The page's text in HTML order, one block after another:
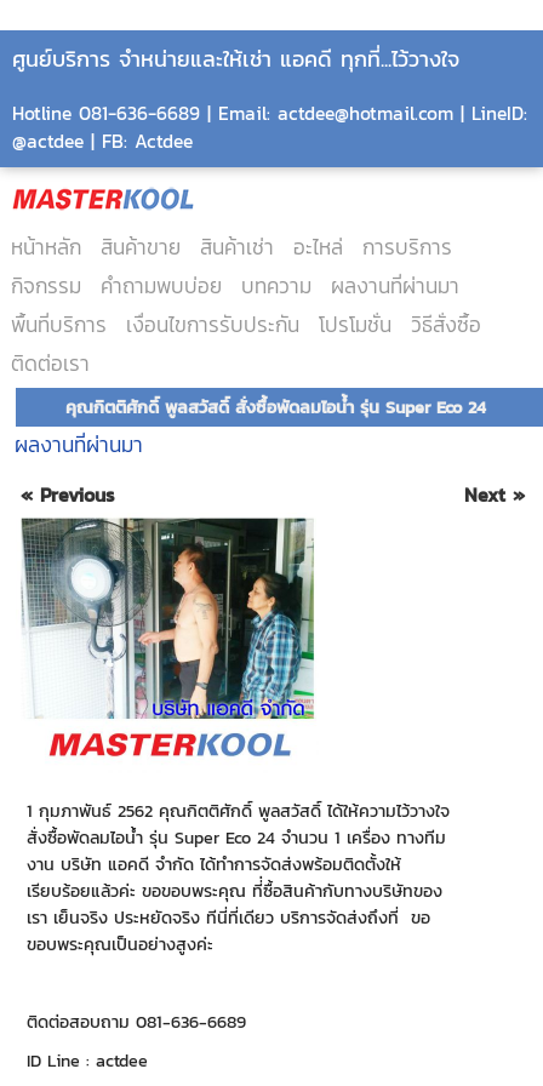
ศูนย์บริการ จำหน่ายและให้เช่า แอคดี ทุกที่...ไว้วางใจ
Hotline 081-636-6689 | Email: actdee@hotmail.com | LineID:
@actdee | FB: Actdee
หน้าหลัก สินค้าขาย สินค้าเช่า อะไหล่
การบริการ
กิจกรรม
คำถามพบบ่อย บทความ
ผลงานที่ผ่านมา
พื้นที่บริการ
เงื่อนไขการรับประกัน โปรโมชั่น
วิธีสั่งซื้อ
ติดต่อเรา
คุณกิตติศักดิ์ พูลสวัสดิ์ สั่งซื้อพัดลมไอน้ำ รุ่น Super Eco 24
ผลงานที่ผ่านมา
« Previous Next »
1 กุมภาพันธ์ 2562 คุณกิตติศักดิ์ พูลสวัสดิ์ ได้ให้ความไว้วางใจ
สั่งซื้อพัดลมไอน้ำ รุ่น Super Eco 24 จำนวน 1 เครื่อง ทางทีม
งาน บริษัท แอคดี จำกัด ได้ทำการจัดส่งพร้อมติดตั้งให้
เรียบร้อยแล้วค่ะ ขอขอบพระคุณ ที่่ซื้อสินค้ากับทางบริษัทของ
เรา เย็นจริง ประหยัดจริง ทีนี่ที่เดียว บริการจัดส่งถึงที่ ขอ
ขอบพระคุณเป็นอย่างสูงค่ะ
ติดต่อสอบถาม 081-636-6689
ID Line : actdee